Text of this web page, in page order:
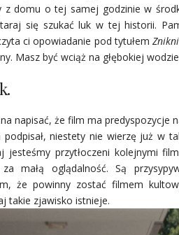
z domu o tej samej godzinie w
się szukać luk w tej historii.
ci opowiadanie pod tytułem
Masz być wciąż na głębokiej
napisać, że film ma predyspozycje
niestety nie wierzę już w
jesteśmy przytłoczeni kolejnymi
małą oglądalność. Są
że powinny zostać filmem
takie zjawisko istnieje.